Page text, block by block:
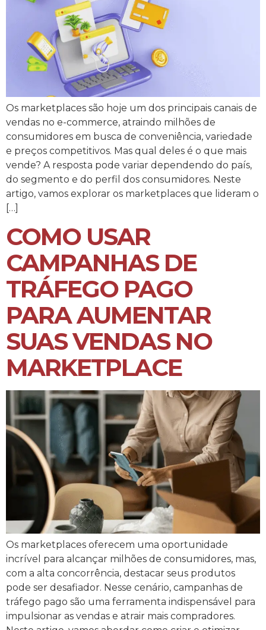
Os marketplaces são hoje um dos principais canais de
vendas no e-commerce, atraindo milhões de
consumidores em busca de conveniência, variedade
e preços competitivos. Mas qual deles é o que mais
vende? A resposta pode variar dependendo do país,
do segmento e do perfil dos consumidores. Neste
artigo, vamos explorar os marketplaces que lideram o
[…]
COMO USAR
CAMPANHAS DE
TRÁFEGO PAGO
PARA AUMENTAR
SUAS VENDAS NO
MARKETPLACE
Os marketplaces oferecem uma oportunidade
incrível para alcançar milhões de consumidores, mas,
com a alta concorrência, destacar seus produtos
pode ser desafiador. Nesse cenário, campanhas de
tráfego pago são uma ferramenta indispensável para
impulsionar as vendas e atrair mais compradores.